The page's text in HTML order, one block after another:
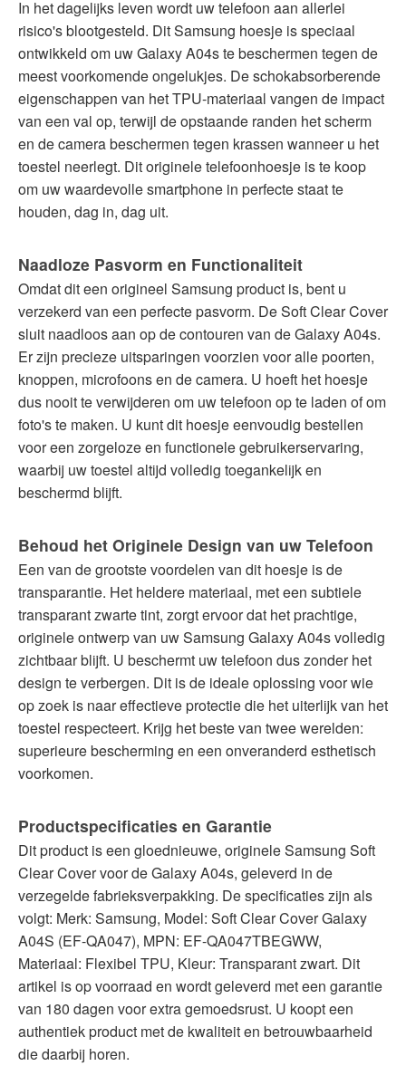
In het dagelijks leven wordt uw telefoon aan allerlei
risico's blootgesteld. Dit Samsung hoesje is speciaal
ontwikkeld om uw Galaxy A04s te beschermen tegen de
meest voorkomende ongelukjes. De schokabsorberende
eigenschappen van het TPU-materiaal vangen de impact
van een val op, terwijl de opstaande randen het scherm
en de camera beschermen tegen krassen wanneer u het
toestel neerlegt. Dit originele telefoonhoesje is te koop
om uw waardevolle smartphone in perfecte staat te
houden, dag in, dag uit.
Naadloze Pasvorm en Functionaliteit
Omdat dit een origineel Samsung product is, bent u
verzekerd van een perfecte pasvorm. De Soft Clear Cover
sluit naadloos aan op de contouren van de Galaxy A04s.
Er zijn precieze uitsparingen voorzien voor alle poorten,
knoppen, microfoons en de camera. U hoeft het hoesje
dus nooit te verwijderen om uw telefoon op te laden of om
foto's te maken. U kunt dit hoesje eenvoudig bestellen
voor een zorgeloze en functionele gebruikerservaring,
waarbij uw toestel altijd volledig toegankelijk en
beschermd blijft.
Behoud het Originele Design van uw Telefoon
Een van de grootste voordelen van dit hoesje is de
transparantie. Het heldere materiaal, met een subtiele
transparant zwarte tint, zorgt ervoor dat het prachtige,
originele ontwerp van uw Samsung Galaxy A04s volledig
zichtbaar blijft. U beschermt uw telefoon dus zonder het
design te verbergen. Dit is de ideale oplossing voor wie
op zoek is naar effectieve protectie die het uiterlijk van het
toestel respecteert. Krijg het beste van twee werelden:
superieure bescherming en een onveranderd esthetisch
voorkomen.
Productspecificaties en Garantie
Dit product is een gloednieuwe, originele Samsung Soft
Clear Cover voor de Galaxy A04s, geleverd in de
verzegelde fabrieksverpakking. De specificaties zijn als
volgt: Merk: Samsung, Model: Soft Clear Cover Galaxy
A04S (EF-QA047), MPN: EF-QA047TBEGWW,
Materiaal: Flexibel TPU, Kleur: Transparant zwart. Dit
artikel is op voorraad en wordt geleverd met een garantie
van 180 dagen voor extra gemoedsrust. U koopt een
authentiek product met de kwaliteit en betrouwbaarheid
die daarbij horen.